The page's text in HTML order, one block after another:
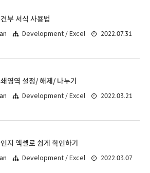
부 서식 사용법
Development / Excel 2022.07.31
영역 설정/ 해제/ 나누기
Development / Excel 2022.03.21
지 엑셀로 쉽게 확인하기
Development / Excel 2022.03.07